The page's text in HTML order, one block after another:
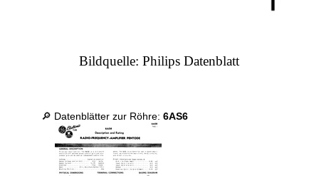
Bildquelle: Philips Datenblatt
🔎 Datenblätter zur Röhre:6AS6